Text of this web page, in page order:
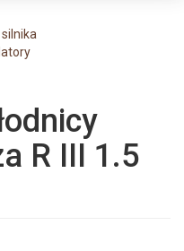
silnika
R III 1.5